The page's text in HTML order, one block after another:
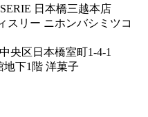
日本橋三越本店
ー ニホンバシミツコ
央区日本橋室町1-4-1
1階 洋菓子